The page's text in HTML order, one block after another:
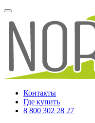
Контакты
Где купить
8 800 302 28 27